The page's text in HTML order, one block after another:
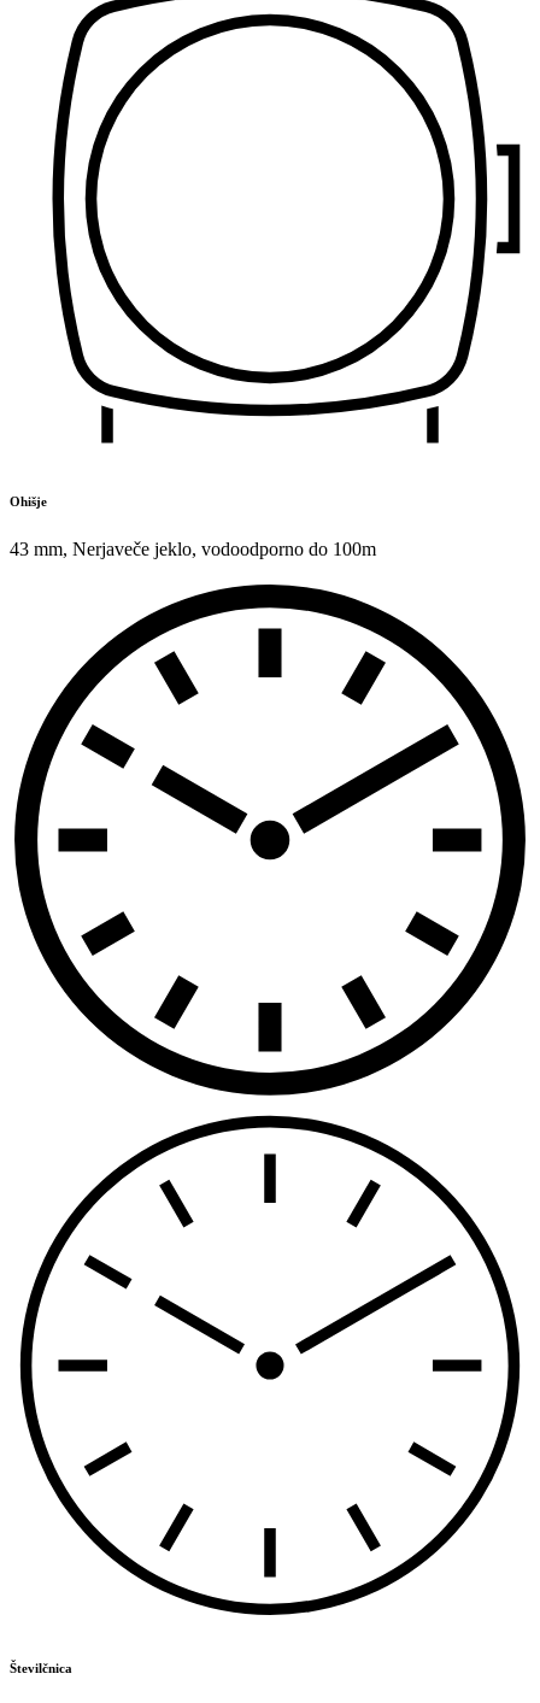
Ohišje
43 mm, Nerjaveče jeklo, vodoodporno do 100m
Številčnica